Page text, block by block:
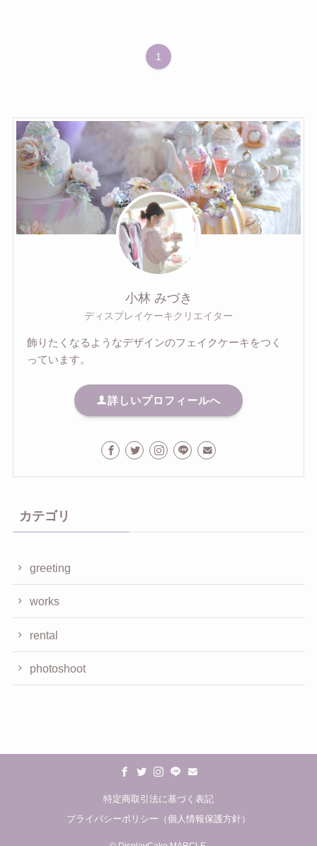
1
小林 みづき
ディスプレイケーキクリエイター
飾りたくなるようなデザインのフェイクケーキをつく
っています。
詳しいプロフィールへ
カテゴリ
greeting
works
rental
photoshoot
特定商取引法に基づく表記
プライバシーポリシー（個人情報保護方針）